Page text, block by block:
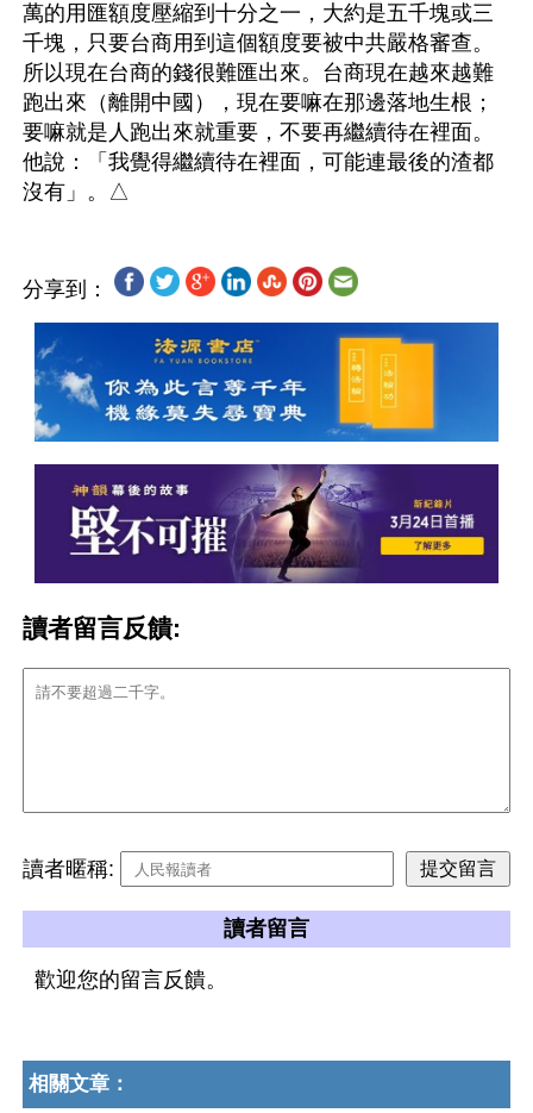
萬的用匯額度壓縮到十分之一，大約是五千塊或三
千塊，只要台商用到這個額度要被中共嚴格審查。
所以現在台商的錢很難匯出來。台商現在越來越難
跑出來（離開中國），現在要嘛在那邊落地生根；
要嘛就是人跑出來就重要，不要再繼續待在裡面。
他說：「我覺得繼續待在裡面，可能連最後的渣都
分享到：
讀者留言反饋:
讀者暱稱:
讀者留言
歡迎您的留言反饋。
相關文章：